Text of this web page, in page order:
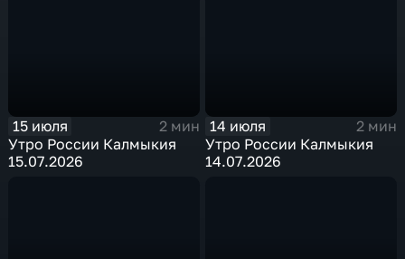
15 июля
2 мин
Утро России Калмыкия
15.07.2026
14 июля
2 мин
Утро России Калмыкия
14.07.2026